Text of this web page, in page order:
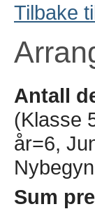
Tilbake
Antall
(Klasse
år=6,
Sum